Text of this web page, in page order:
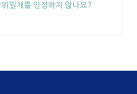
일체를 인정하지 않나요?